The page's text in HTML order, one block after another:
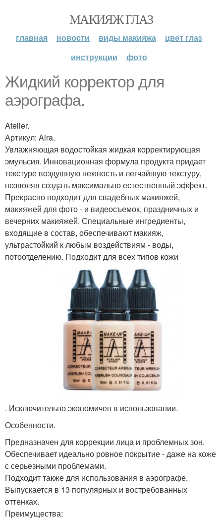
МАКИЯЖ ГЛАЗ
главная новости виды макияжа
цвет глаз
инструкции
фото
Жидкий корректор для
аэрографа.
Atelier.
Артикул: Aira.
Увлажняющая водостойкая жидкая корректирующая
эмульсия. Инновационная формула продукта придает
текстуре воздушную нежность и легчайшую текстуру,
позволяя создать максимально естественный эффект.
Прекрасно подходит для свадебных макияжей,
макияжей для фото - и видеосъемок, праздничных и
вечерних макияжей. Специальные ингредиенты,
входящие в состав, обеспечивают макияж,
ультрастойкий к любым воздействиям - воды,
потоотделению. Подходит для всех типов кожи
. Исключительно экономичен в использовании.
Особенности.
Предназначен для коррекции лица и проблемных зон.
Обеспечивает идеально ровное покрытие - даже на коже
с серьезными проблемами.
Подходит также для использования в аэрографе.
Выпускается в 13 популярных и востребованных
оттенках.
Преимущества: